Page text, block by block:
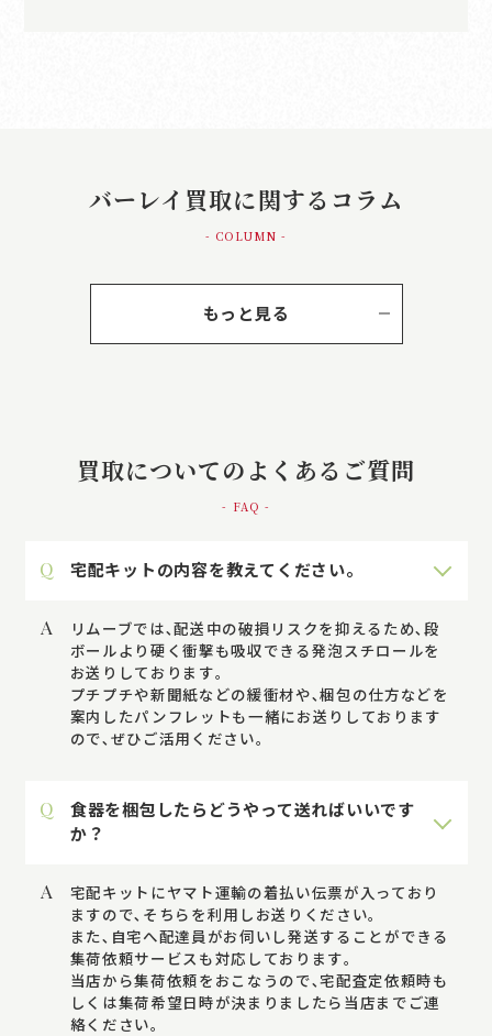
バーレイ買取に関するコラム
- COLUMN -
もっと見る
買取についてのよくあるご質問
- FAQ -
Q 宅配キットの内容を教えてください。
A
リムーブでは､配送中の破損リスクを抑えるため､段
ボールより硬く衝撃も吸収できる発泡スチロールを
お送りしております｡
プチプチや新聞紙などの緩衝材や､梱包の仕方などを
案内したパンフレットも一緒にお送りしております
ので､ぜひご活用ください。
Q
食器を梱包したらどうやって送ればいいです
か？
A
宅配キットにヤマト運輸の着払い伝票が入っており
ますので､そちらを利用しお送りください｡
また､自宅へ配達員がお伺いし発送することができる
集荷依頼サービスも対応しております｡
当店から集荷依頼をおこなうので､宅配査定依頼時も
しくは集荷希望日時が決まりましたら当店までご連
絡ください｡